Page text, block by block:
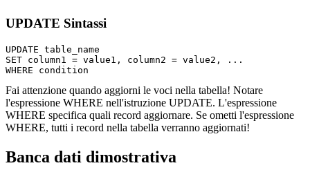
UPDATE Sintassi
UPDATE table_name
SET column1 = value1, column2 = value2, ...
Fai attenzione quando aggiorni le voci nella tabella! Notare
l'espressione WHERE nell'istruzione UPDATE. L'espressione
WHERE specifica quali record aggiornare. Se ometti l'espressione
WHERE, tutti i record nella tabella verranno aggiornati!
Banca dati dimostrativa